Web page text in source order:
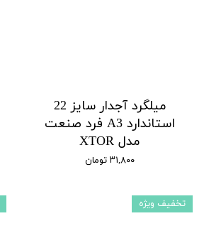
میلگرد آجدار سایز 22
استاندارد A3 فرد صنعت
مدل XTOR
۳۱,۸۰۰ تومان
تخفیف ویژه